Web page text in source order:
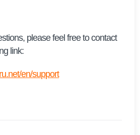
please feel free to contact
link:
en/support